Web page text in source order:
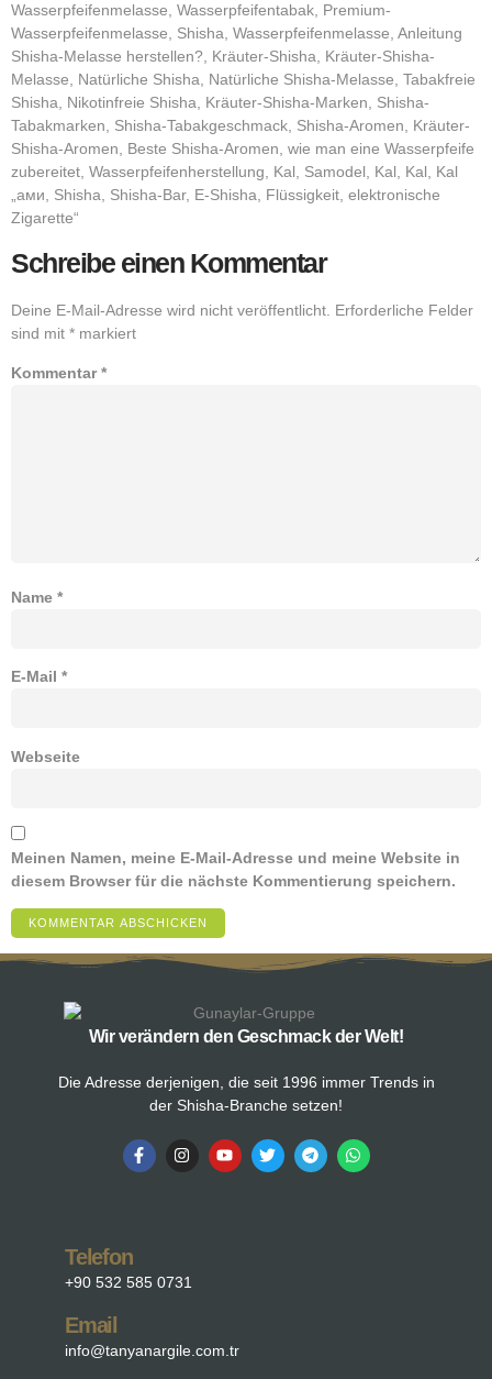
Wasserpfeifenmelasse, Wasserpfeifentabak, Premium-
Wasserpfeifenmelasse, Shisha, Wasserpfeifenmelasse, Anleitung
Shisha-Melasse herstellen?, Kräuter-Shisha, Kräuter-Shisha-
Melasse, Natürliche Shisha, Natürliche Shisha-Melasse, Tabakfreie
Shisha, Nikotinfreie Shisha, Kräuter-Shisha-Marken, Shisha-
Tabakmarken, Shisha-Tabakgeschmack, Shisha-Aromen, Kräuter-
Shisha-Aromen, Beste Shisha-Aromen, wie man eine Wasserpfeife
zubereitet, Wasserpfeifenherstellung, Kal, Samodel, Kal, Kal, Kal
„ами, Shisha, Shisha-Bar, E-Shisha, Flüssigkeit, elektronische
Zigarette“
Schreibe einen Kommentar
Deine E-Mail-Adresse wird nicht veröffentlicht. Erforderliche Felder
sind mit * markiert
Kommentar*
Name *
E-Mail *
Webseite
Meinen Namen, meine E-Mail-Adresse und meine Website in
diesem Browser für die nächste Kommentierung speichern.
Wir verändern den Geschmack der Welt!
Die Adresse derjenigen, die seit 1996 immer Trends in
der Shisha-Branche setzen!
Telefon
+90 532 585 0731
Email
info@tanyanargile.com.tr